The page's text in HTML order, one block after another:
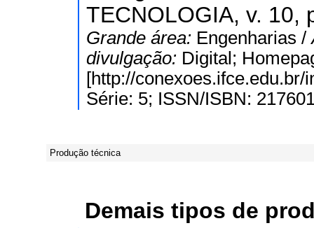
TECNOLOGIA, v. 10,
Grande área: Engenharias /
divulgação: Digital;
[http://
Série: 5; ISSN/ISBN:
Produção técnica
Demais tipos de